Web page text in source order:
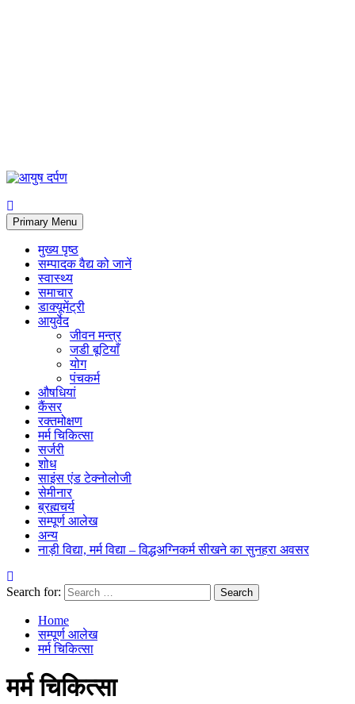
Primary Menu
मुख्य पृष्ठ
सम्पादक वैद्य को जानें
स्वास्थ्य
समाचार
डाक्यूमेंट्री
आयुर्वेद
जीवन मन्त्र
जडी बूटियाँ
योग
पंचकर्म
औषधियां
कैंसर
रक्तमोक्षण
मर्म चिकित्सा
सर्जरी
शोध
साइंस एंड टेक्नोलोजी
सेमीनार
ब्रह्मचर्य
सम्पूर्ण आलेख
अन्य
नाड़ी विद्या, मर्म विद्या – विद्धअग्निकर्म सीखने का सुनहरा अवसर
Search for:
Home
सम्पूर्ण आलेख
मर्म चिकित्सा
मर्म चिकित्सा